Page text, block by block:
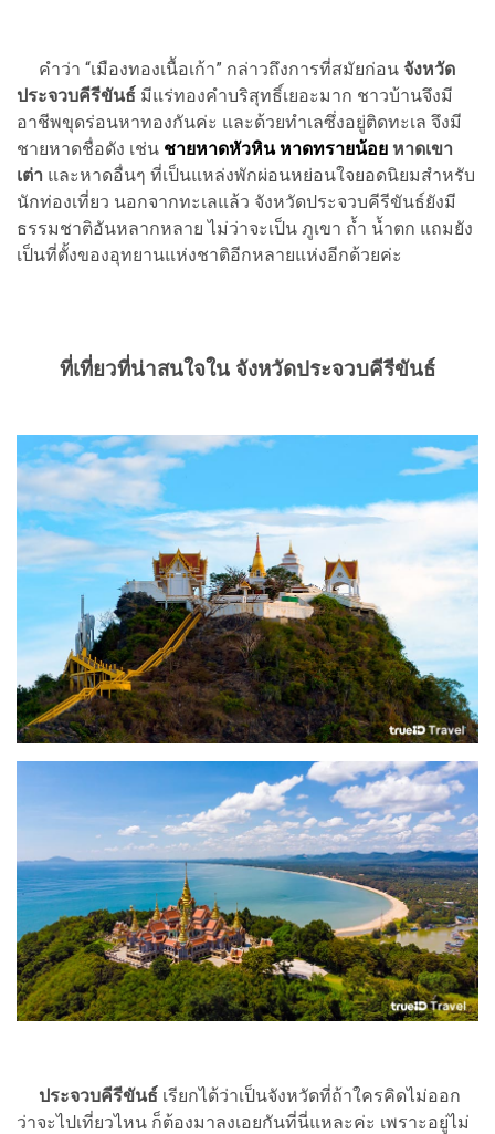
คำว่า “เมืองทองเนื้อเก้า” กล่าวถึงการที่สมัยก่อน จังหวัด
ประจวบคีรีขันธ์ มีแร่ทองคำบริสุทธิ์เยอะมาก ชาวบ้านจึงมี
อาชีพขุดร่อนหาทองกันค่ะ และด้วยทำเลซึ่งอยู่ติดทะเล จึงมี
ชายหาดชื่อดัง เช่น ชายหาดหัวหิน หาดทรายน้อย หาดเขา
เต่า และหาดอื่นๆ ที่เป็นแหล่งพักผ่อนหย่อนใจยอดนิยมสำหรับ
นักท่องเที่ยว นอกจากทะเลแล้ว จังหวัดประจวบคีรีขันธ์ยังมี
ธรรมชาติอันหลากหลาย ไม่ว่าจะเป็น ภูเขา ถ้ำ น้ำตก แถมยัง
เป็นที่ตั้งของอุทยานแห่งชาติอีกหลายแห่งอีกด้วยค่ะ
ที่เที่ยวที่น่าสนใจใน จังหวัดประจวบคีรีขันธ์
ประจวบคีรีขันธ์ เรียกได้ว่าเป็นจังหวัดที่ถ้าใครคิดไม่ออก
ว่าจะไปเที่ยวไหน ก็ต้องมาลงเอยกันที่นี่แหละค่ะ เพราะอยู่ไม่